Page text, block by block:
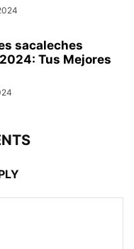
sacaleches
Tus Mejores